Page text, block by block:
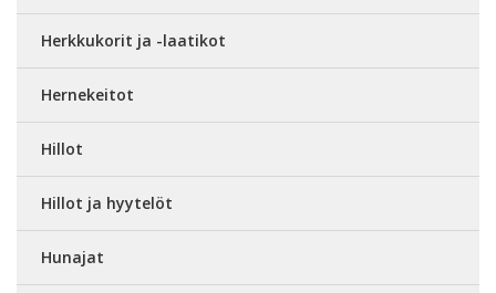
Herkkukorit ja -laatikot
Hernekeitot
Hillot
Hillot ja hyytelöt
Hunajat